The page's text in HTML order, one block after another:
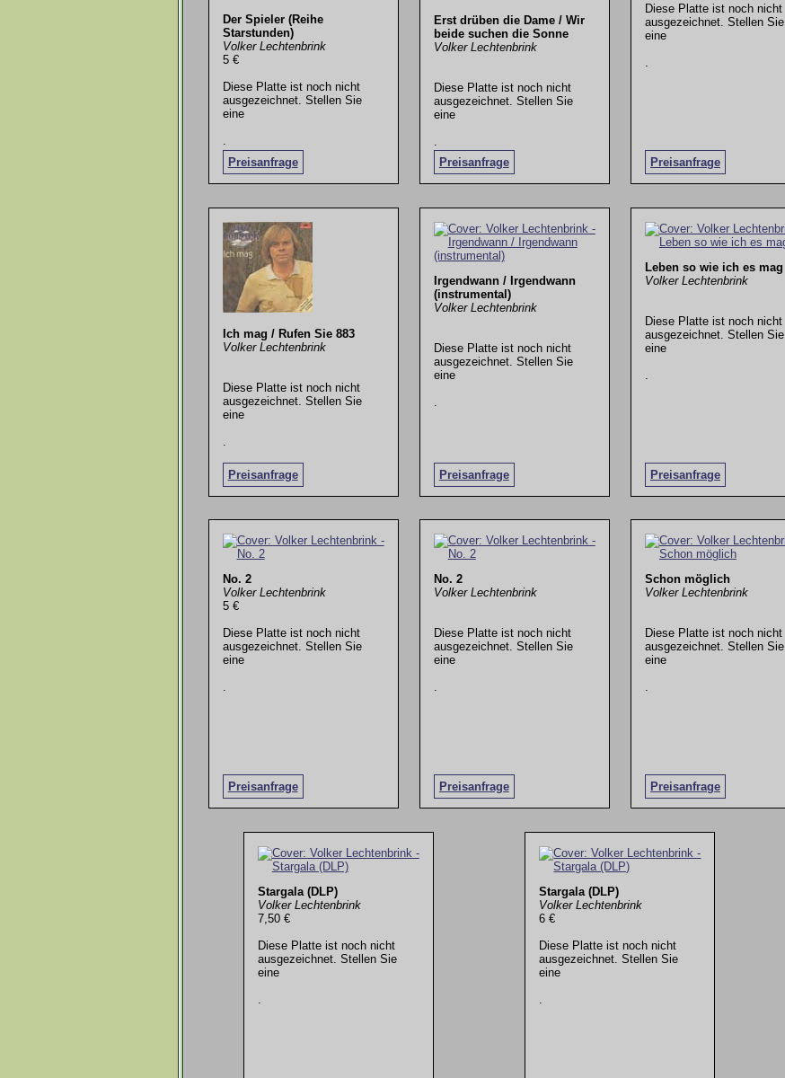
Der Spieler (Reihe
Starstunden)
Volker Lechtenbrink
5 €
Diese Platte ist noch nicht
ausgezeichnet. Stellen Sie
eine
Preisanfrage
Erst drüben die Dame / Wir
beide suchen die Sonne
Volker Lechtenbrink
Diese Platte ist noch nicht
ausgezeichnet. Stellen Sie
eine
Preisanfrage
Diese Platte ist noch nicht
ausgezeichnet. Stellen Sie
eine
Preisanfrage
Ich mag / Rufen Sie 883
Volker Lechtenbrink
Diese Platte ist noch nicht
ausgezeichnet. Stellen Sie
eine
Preisanfrage
Irgendwann / Irgendwann
(instrumental)
Volker Lechtenbrink
Diese Platte ist noch nicht
ausgezeichnet. Stellen Sie
eine
Preisanfrage
Leben so wie ich es mag
Volker Lechtenbrink
Diese Platte ist noch nicht
ausgezeichnet. Stellen Sie
eine
Preisanfrage
No. 2
Volker Lechtenbrink
5 €
Diese Platte ist noch nicht
ausgezeichnet. Stellen Sie
eine
Preisanfrage
.
No. 2
Volker Lechtenbrink
Diese Platte ist noch nicht
ausgezeichnet. Stellen Sie
eine
Preisanfrage
.
Schon möglich
Volker Lechtenbrink
Diese Platte ist noch nicht
ausgezeichnet. Stellen Sie
eine
Preisanfrage
.
Stargala (DLP)
Volker Lechtenbrink
7,50 €
Diese Platte ist noch nicht
ausgezeichnet. Stellen Sie
eine
Stargala (DLP)
Volker Lechtenbrink
6 €
Diese Platte ist noch nicht
ausgezeichnet. Stellen Sie
eine